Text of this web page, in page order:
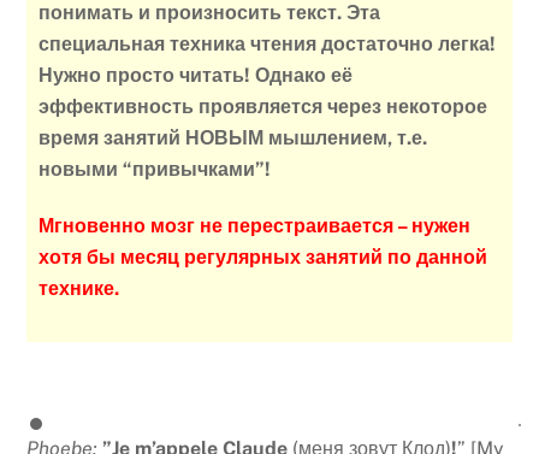
понимать и произносить текст.Эта
специальная техника чтения достаточно легка!
Нужно просто читать! Однако её
эффективность проявляется через некоторое
время занятий НОВЫМ мышлением, т.е.
новыми “привычками”!
Мгновенно мозг не перестраивается – нужен
хотя бы месяц регулярных занятий по данной
технике.
Phoebe: ”Je m’appele Claude (меня зовут Клод)!” [My